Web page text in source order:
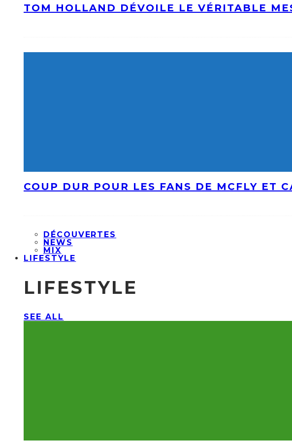
TOM HOLLAND DÉVOILE LE VÉRITABLE
COUP DUR POUR LES FANS DE MCFLY ET
DÉCOUVERTES
NEWS
MIX
LIFESTYLE
LIFESTYLE
SEE ALL